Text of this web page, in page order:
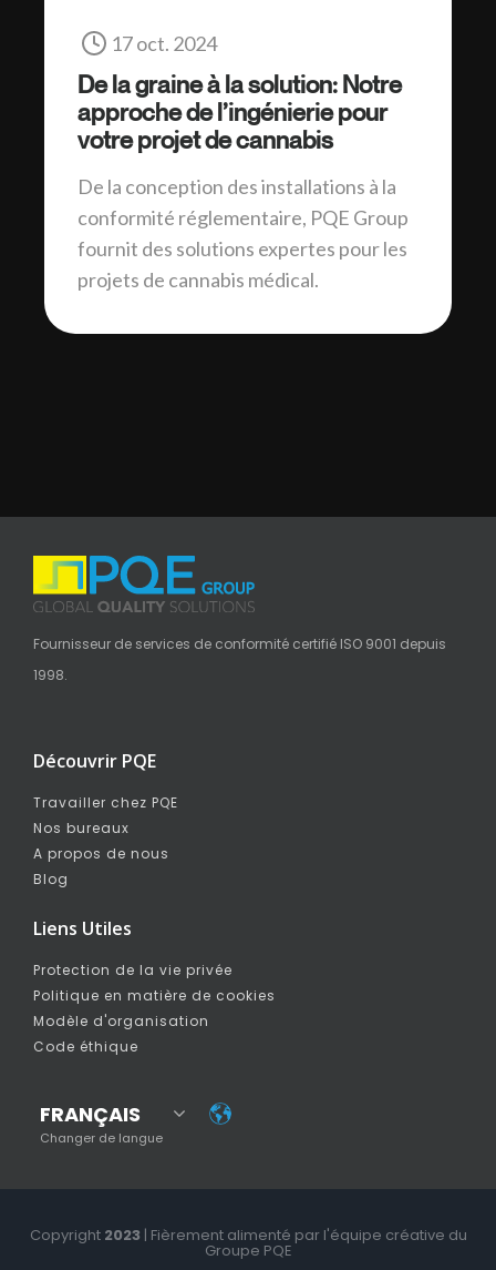
17 oct. 2024
De la graine à la solution: Notre
approche de l’ingénierie pour
votre projet de cannabis
De la conception des installations à la
conformité réglementaire, PQE Group
fournit des solutions expertes pour les
projets de cannabis médical.
Fournisseur de services de conformité certifié ISO 9001 depuis
1998.
Découvrir PQE
Travailler chez PQE
Nos bureaux
A propos de nous
Blog
Liens Utiles
Protection de la vie privée
Politique en matière de cookies
Modèle d'organisation
Code éthique
FRANÇAIS
Changer de langue
Copyright 2023 | Fièrement alimenté par l'équipe créative du
Groupe PQE